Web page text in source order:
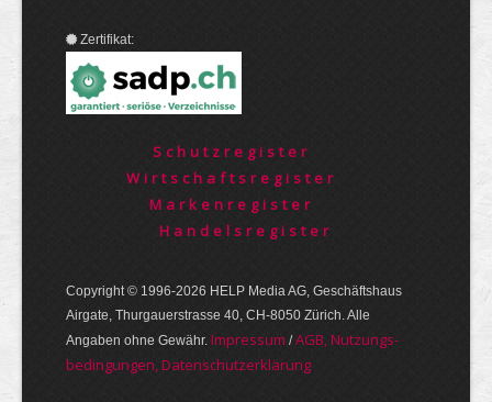
Zertifikat:
Schutzregister
Wirtschaftsregister
Markenregister
Handelsregister
Copyright © 1996-2026 HELP Media AG, Geschäftshaus
Airgate, Thurgauer­strasse 40, CH-8050 Zürich. Alle
Angaben ohne Gewähr. Im­pres­sum /AGB, Nut­zungs­
bedin­gungen, Daten­schutz­er­klärung